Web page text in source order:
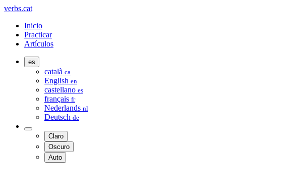
verbs.cat
Inicio
Practicar
Artículos
es
català ca
English en
castellano es
français fr
Nederlands nl
Deutsch de
Claro
Oscuro
Auto